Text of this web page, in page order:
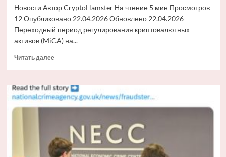
Новости Автор CryptoHamster На чтение 5 мин Просмотров
12 Опубликовано 22.04.2026 Обновлено 22.04.2026
Переходный период регулирования криптовалютных
активов (MiCA) на...
Читать далееПрочитать
Режим
MiCA
подвергает
криптовалютные
компании
давлению
из-